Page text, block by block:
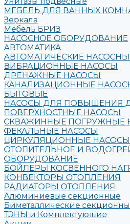
МЕБЕЛЬ ДЛЯ ВАННЫХ
Зеркала
Мебель БРИЗ
НАСОСНОЕ ОБОРУДОВАНИЕ
АВТОМАТИКА
АВТОМАТИЧЕСКИЕ
ВИБРАЦИОННЫЕ НАСОСЫ
ДРЕНАЖНЫЕ НАСОСЫ
КАНАЛИЗАЦИОННЫЕ
БЫТОВЫЕ
НАСОСЫ ДЛЯ ПОВЫШЕНИЯ
ПОВЕРХНОСТНЫЕ НАСОСЫ
СКВАЖИННЫЕ ПОГРУЖНЫЕ
ФЕКАЛЬНЫЕ НАСОСЫ
ЦИРКУЛЯЦИОННЫЕ НАСОСЫ
ОТОПИТЕЛЬНОЕ И
ОБОРУДОВАНИЕ
БОЙЛЕРЫ КОСВЕННОГО
КОНВЕКТОРЫ ОТОПЛЕНИЯ
РАДИАТОРЫ ОТОПЛЕНИЯ
Алюминиевые секционные
Биметаллические
ТЭНЫ и Комплектующие